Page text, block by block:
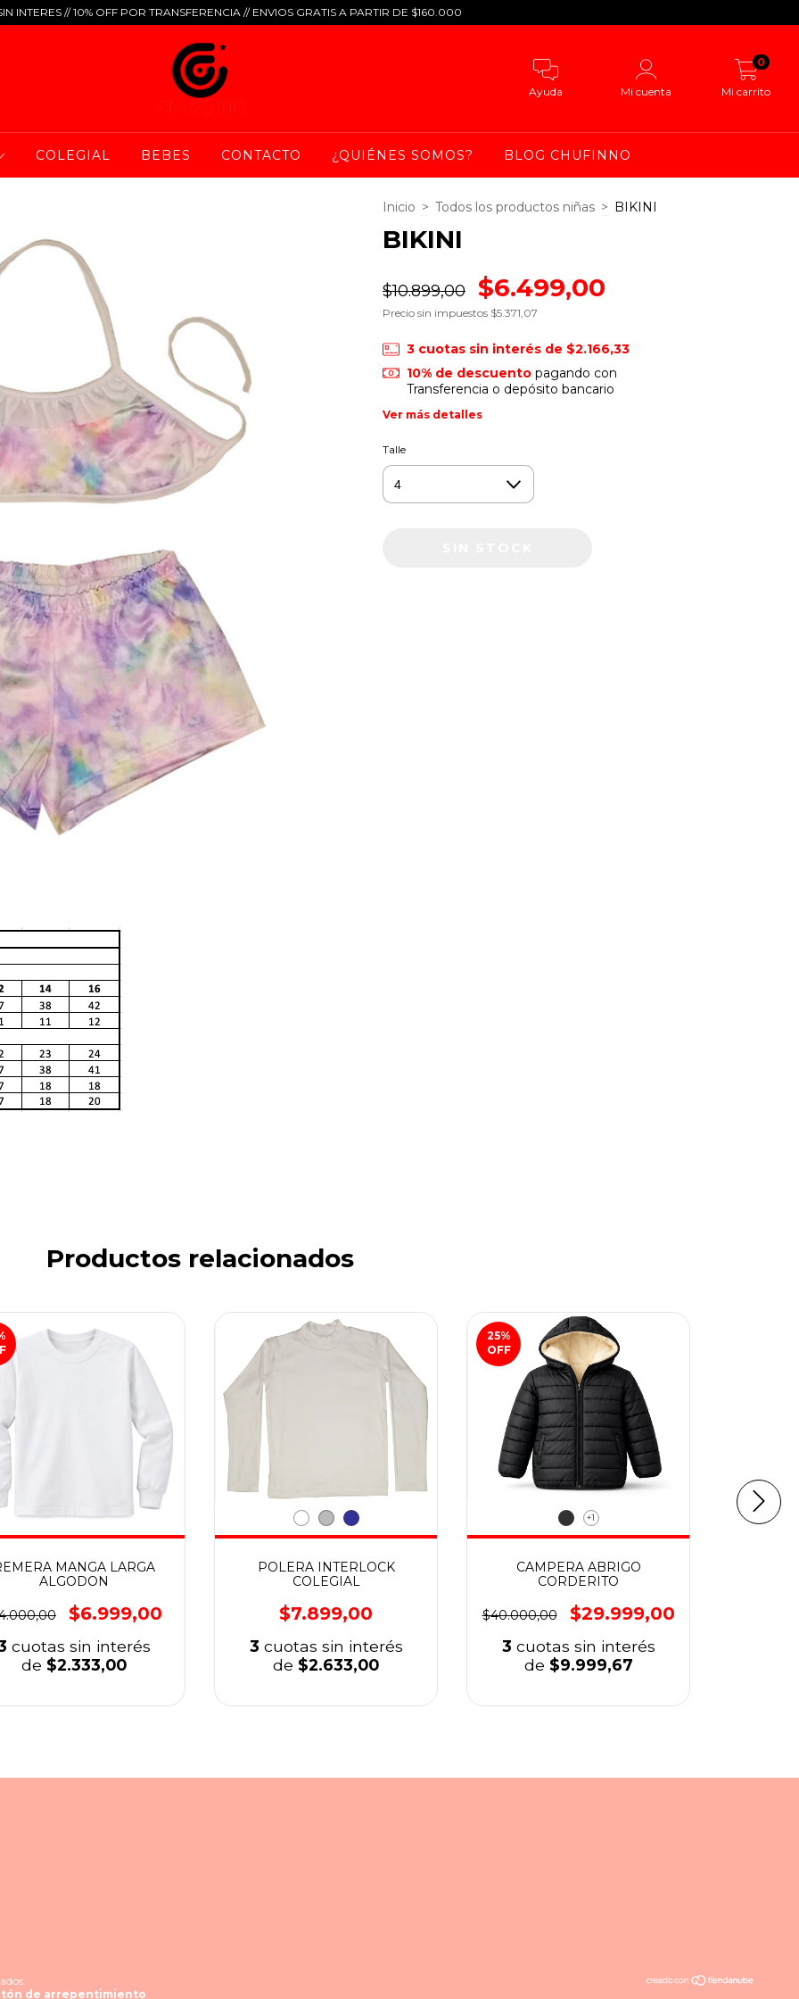
INTERES // 10% OFF POR TRANSFERENCIA // ENVIOS GRATIS A PARTIR DE $160.000
Ayuda Mi cuenta Mi carrito
0
COLEGIAL BEBES CONTACTO ¿QUIÉNES SOMOS? BLOG CHUFINNO
Inicio > Todos los productos niñas > BIKINI
BIKINI
$10.899,00 $6.499,00
Precio sin impuestos $5.371,07
3 cuotas sin interés de $2.166,33
10% de descuentopagando con
Transferencia o depósito bancario
Ver más detalles
Talle
Productos relacionados
MANGA LARGA
ALGODON
$6.999,00
cuotas sin interés
de $2.333,00
POLERA INTERLOCK
COLEGIAL
$7.899,00
3 cuotas sin interés
de $2.633,00
25%
OFF
+1
CAMPERA ABRIGO
CORDERITO
$40.000,00 $29.999,00
3 cuotas sin interés
de $9.999,67
de arrepentimiento